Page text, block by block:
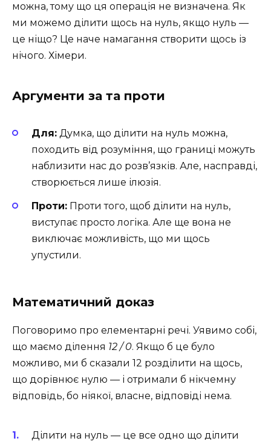
можна, тому що ця операція не визначена. Як
ми можемо ділити щось на нуль, якщо нуль —
це ніщо? Це наче намагання створити щось із
нічого. Хімери.
Аргументи за та проти
Для: Думка, що ділити на нуль можна,
походить від розуміння, що границі можуть
наблизити нас до розв’язків. Але, насправді,
створюється лише ілюзія.
Проти: Проти того, щоб ділити на нуль,
виступає просто логіка. Але ще вона не
виключає можливість, що ми щось
упустили.
Математичний доказ
Поговоримо про елементарні речі. Уявимо собі,
що маємо ділення 12 / 0. Якщо б це було
можливо, ми б сказали 12 розділити на щось,
що дорівнює нулю — і отримали б нікчемну
відповідь, бо ніякої, власне, відповіді нема.
Ділити на нуль — це все одно що ділити